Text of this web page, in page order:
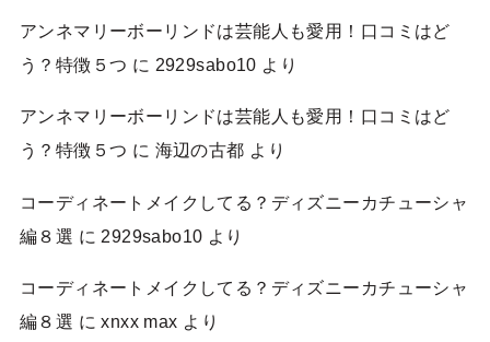
アンネマリーボーリンドは芸能人も愛用！口コミはど
う？特徴５つ に 2929sabo10 より
アンネマリーボーリンドは芸能人も愛用！口コミはど
う？特徴５つ に 海辺の古都 より
コーディネートメイクしてる？ディズニーカチューシャ
編８選 に 2929sabo10 より
コーディネートメイクしてる？ディズニーカチューシャ
編８選 にxnxx max より